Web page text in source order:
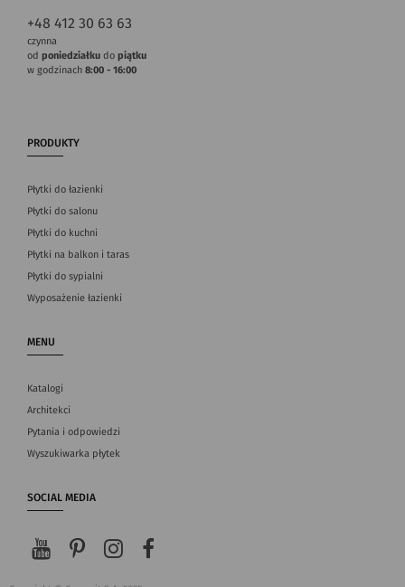
+48 412 30 63 63
czynna
od poniedziałku do piątku
w godzinach 8:00 - 16:00
PRODUKTY
Płytki do łazienki
Płytki do salonu
Płytki do kuchni
Płytki na balkon i taras
Płytki do sypialni
Wyposażenie łazienki
MENU
Katalogi
Architekci
Pytania i odpowiedzi
Wyszukiwarka płytek
SOCIAL MEDIA